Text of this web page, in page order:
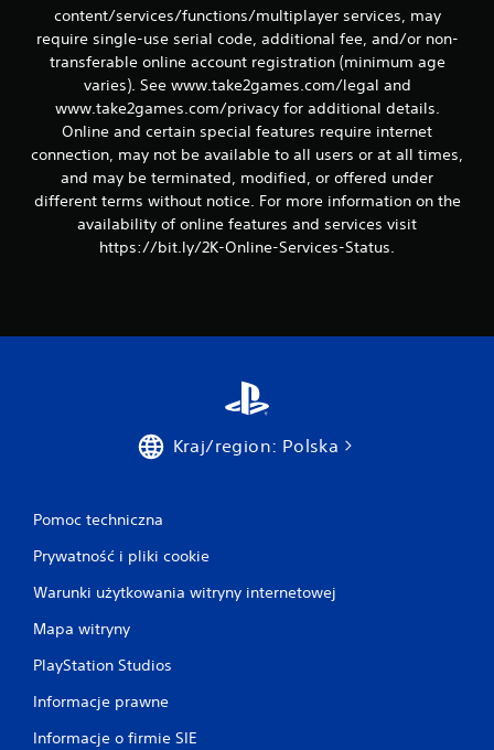
content/services/functions/multiplayer services, may
require single-use serial code, additional fee, and/or non-
transferable online account registration (minimum age
varies). See www.take2games.com/legal and
www.take2games.com/privacy for additional details.
Online and certain special features require internet
connection, may not be available to all users or at all times,
and may be terminated, modified, or offered under
different terms without notice. For more information on the
availability of online features and services visit
https://bit.ly/2K-Online-Services-Status.
Kraj/region: Polska
Pomoc techniczna
Prywatność i pliki cookie
Warunki użytkowania witryny internetowej
Mapa witryny
PlayStation Studios
Informacje prawne
Informacje o firmie SIE